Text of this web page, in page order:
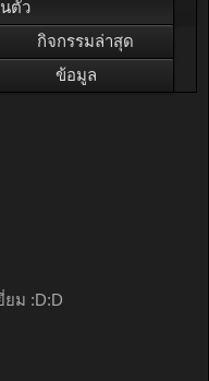
ตัว
กิจกรรมล่าสุด
ข้อมูล
ยม :D:D